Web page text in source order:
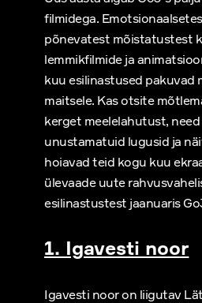
filmidega.
põnevatest mõistatustest
lemmikfilmide ja
kuu esilinastused pakuvad
maitsele. Kas otsite
kerget meelelahutust,
unustamatuid lugusid ja
hoiavad teid kogu kuu
ülevaade uute
esilinastustest jaanuaris
1. Igavesti noor
Igavesti noor on liigutav